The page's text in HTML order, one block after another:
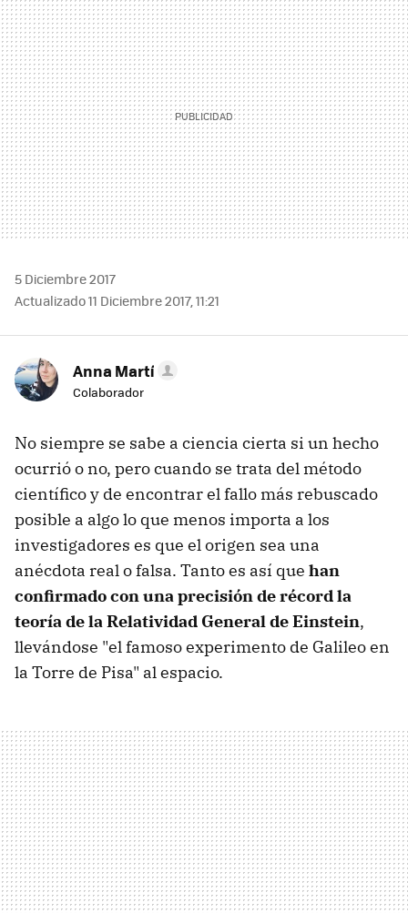
MAIL
5 Diciembre 2017
Actualizado 11 Diciembre 2017, 11:21
Anna Martí
Colaborador
No siempre se sabe a ciencia cierta si un hecho
ocurrió o no, pero cuando se trata del método
científico y de encontrar el fallo más rebuscado
posible a algo lo que menos importa a los
investigadores es que el origen sea una
anécdota real o falsa. Tanto es así que han
confirmado con una precisión de récord la
teoría de la Relatividad General de Einstein,
llevándose "el famoso experimento de Galileo en
la Torre de Pisa" al espacio.